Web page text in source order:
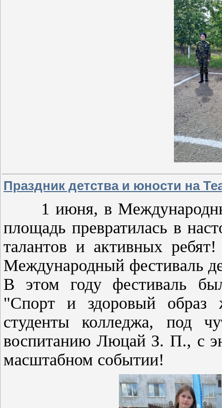
Праздник детства и юности на
1 июня, в
площадь превратилась в
талантов и активных
Международный фестиваль
В этом году фестиваль
"Спорт и здоровый
студенты колледжа, под
воспитанию Люцай З. П., с
масштабном событии!